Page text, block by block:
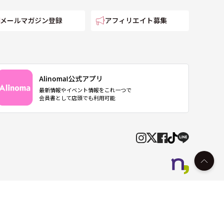
メールマガジン登録 アフィリエイト募集
AlinomaI公式アプリ
最新情報やイベント情報をこれ一つで
会員書として店頭でも利用可能